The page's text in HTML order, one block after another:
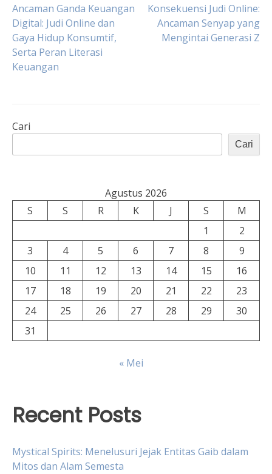
Navigasi
pos
Ancaman Ganda Keuangan
Digital: Judi Online dan
Gaya Hidup Konsumtif,
Serta Peran Literasi
Keuangan
Konsekuensi Judi Online:
Ancaman Senyap yang
Mengintai Generasi Z
Cari
Cari
Agustus 2026
S
S R K J S
M
1
2
3
4 5 6 7 8
9
10
11 12 13 14 15
16
17
18 19 20 21 22
23
24
25 26 27 28 29
30
31
« Mei
Recent Posts
Mystical Spirits: Menelusuri Jejak Entitas Gaib dalam
Mitos dan Alam Semesta